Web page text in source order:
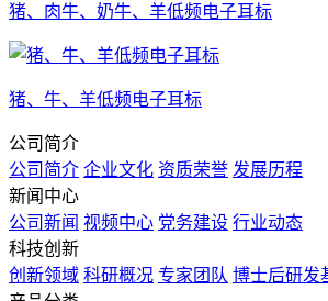
猪、肉牛、奶牛、羊低频电子耳标
猪、牛、羊低频电子耳标
公司简介
公司简介 企业文化 资质荣誉 发展历程
新闻中心
公司新闻 视频中心 党务建设 行业动态
科技创新
创新领域 科研概况 专家团队 博士后研发